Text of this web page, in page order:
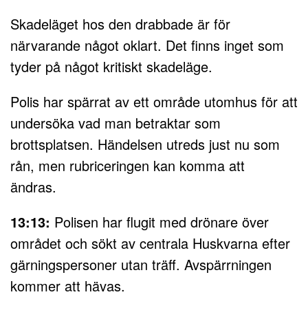
Skadeläget hos den drabbade är för
närvarande något oklart. Det finns inget som
tyder på något kritiskt skadeläge.
Polis har spärrat av ett område utomhus för att
undersöka vad man betraktar som
brottsplatsen. Händelsen utreds just nu som
rån, men rubriceringen kan komma att
ändras.
13:13: Polisen har flugit med drönare över
området och sökt av centrala Huskvarna efter
gärningspersoner utan träff. Avspärrningen
kommer att hävas.